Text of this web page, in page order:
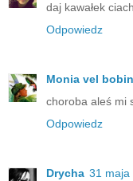
daj kawałek
Odpowiedz
Monia vel
choroba aleś mi
Odpowiedz
Drycha 31 maja